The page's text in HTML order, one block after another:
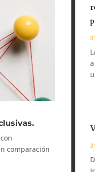
comparación